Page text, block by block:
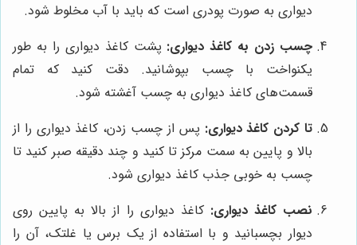
دیواری به صورت پودری است که باید با آب مخلوط شود.
چسب زدن به کاغذ دیواری: پشت کاغذ دیواری را به طور
یکنواخت با چسب بپوشانید. دقت کنید که تمام
قسمت‌های کاغذ دیواری به چسب آغشته شود.
تا کردن کاغذ دیواری: پس از چسب زدن، کاغذ دیواری را از
بالا و پایین به سمت مرکز تا کنید و چند دقیقه صبر کنید تا
چسب به خوبی جذب کاغذ دیواری شود.
نصب کاغذ دیواری: کاغذ دیواری را از بالا به پایین روی
دیوار بچسبانید و با استفاده از یک برس یا غلتک، آن را